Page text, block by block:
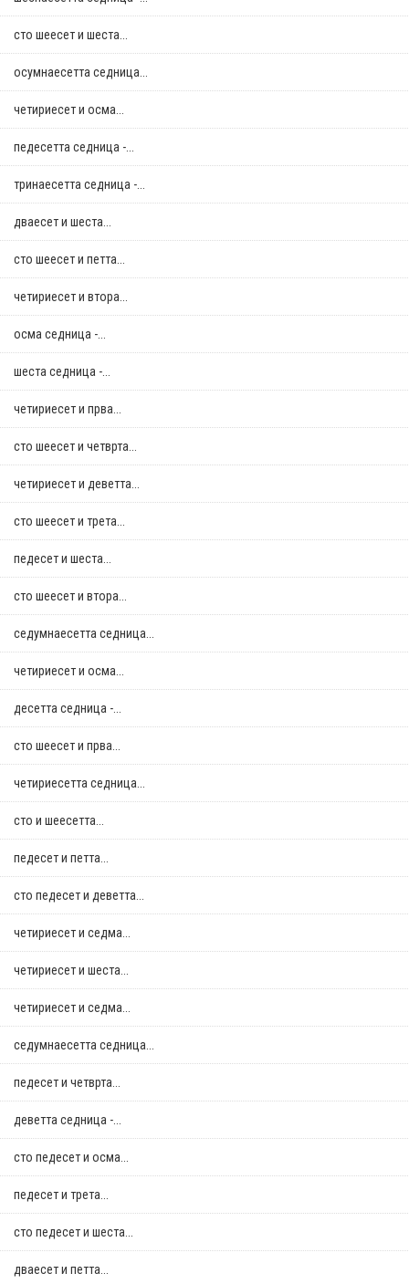
сто шеесет и шеста...
осумнaесетта седница...
четириесет и осма...
педесетта седница -...
тринаесетта седница -...
дваесет и шеста...
сто шеесет и петта...
четириесет и втора...
осма седница -...
шеста седница -...
четириесет и прва...
сто шеесет и четврта...
четириесет и деветта...
сто шеесет и трета...
педесет и шеста...
сто шеесет и втора...
седумнаесетта седница...
четириесет и осма...
десетта седница -...
сто шеесет и прва...
четириесетта седница...
сто и шеесетта...
педесет и петта...
сто педесет и деветта...
четириесет и седма...
четириесет и шеста...
четириесет и седма...
седумнаесетта седница...
педесет и четврта...
деветта седница -...
сто педесет и осма...
педесет и трета...
сто педесет и шеста...
дваесет и петта...